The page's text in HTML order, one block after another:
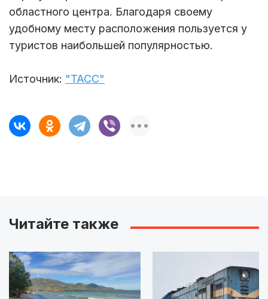
областного центра. Благодаря своему
удобному месту расположения пользуется у
туристов наибольшей популярностью.
Источник: "ТАСС"
Читайте также